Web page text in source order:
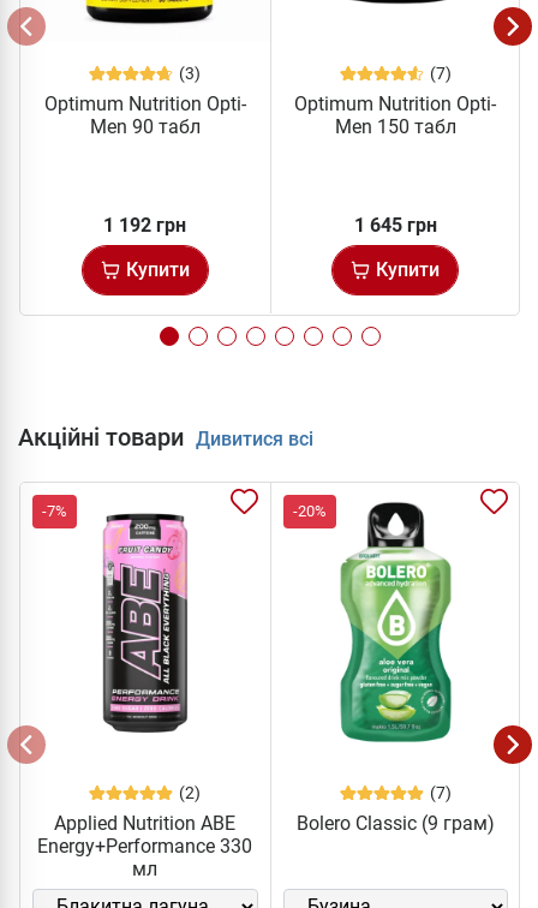
(3)
Optimum Nutrition Opti-
Men 90 табл
1 192 грн
Купити
(7)
Optimum Nutrition Opti-
Men 150 табл
1 645 грн
Купити
Акційні товари Дивитися всі
-7%
(2)
Applied Nutrition ABE
Energy+Performance 330
мл
-20%
(7)
Bolero Classic (9 грам)